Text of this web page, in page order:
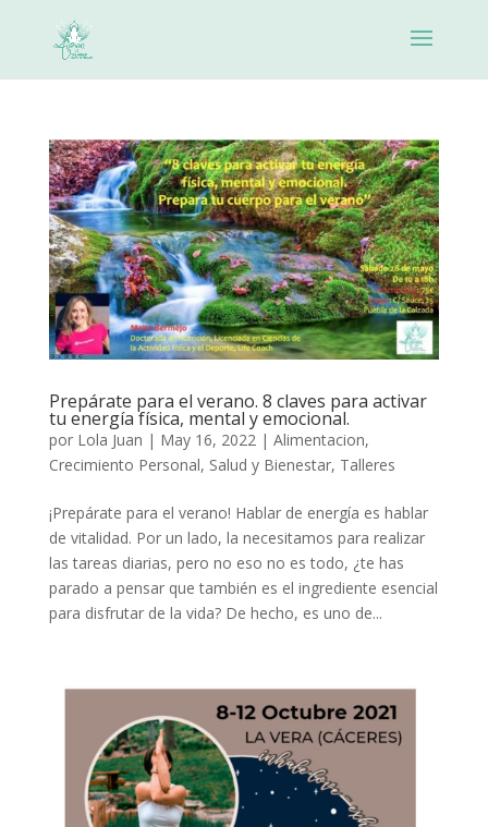
Prepárate para el verano. 8 claves para activar
tu energía física, mental y emocional.
por Lola Juan | May 16, 2022 | Alimentacion,
Crecimiento Personal, Salud y Bienestar, Talleres
¡Prepárate para el verano! Hablar de energía es hablar
de vitalidad. Por un lado, la necesitamos para realizar
las tareas diarias, pero no eso no es todo, ¿te has
parado a pensar que también es el ingrediente esencial
para disfrutar de la vida? De hecho, es uno de...